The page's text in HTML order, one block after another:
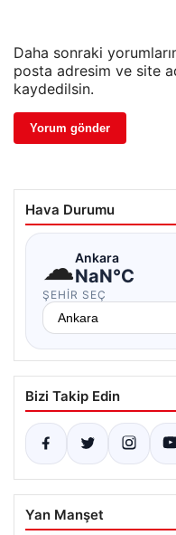
Daha sonraki
posta adresim ve site
kaydedilsin.
Hava Durumu
☁Ankara
NaN°C
ŞEHIR SEÇ
Bizi Takip Edin
Yan Manşet